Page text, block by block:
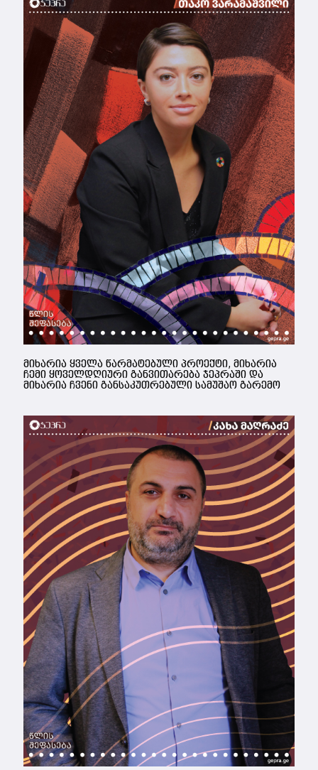
მიხარია ყველა წარმატებული პროექტი, მიხარია
ჩემი ყოველდღიური განვითარება ჯეპრაში და
მიხარია ჩვენი განსაკუთრებული სამუშაო გარემო